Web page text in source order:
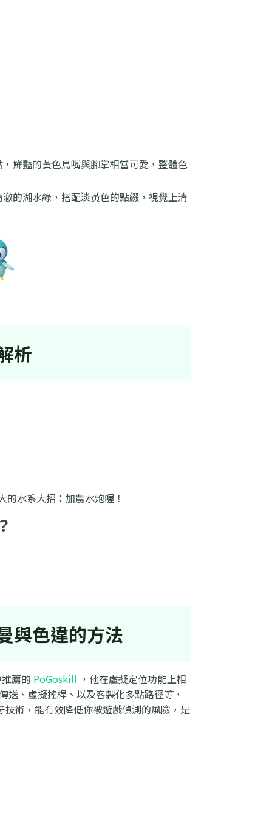
鮮豔的黃色鳥嘴與腳掌相當可愛，整體色
的湖水綠，搭配淡黃色的點綴，視覺上清
析
水系大招：加農水炮喔！
與色違的方法
薦的 PoGoskill ，他在虛擬定位功能上相
、虛擬搖桿、以及客製化多點路徑等，
術，能有效降低你被遊戲偵測的風險，是